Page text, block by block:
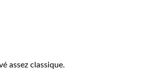
assez classique.